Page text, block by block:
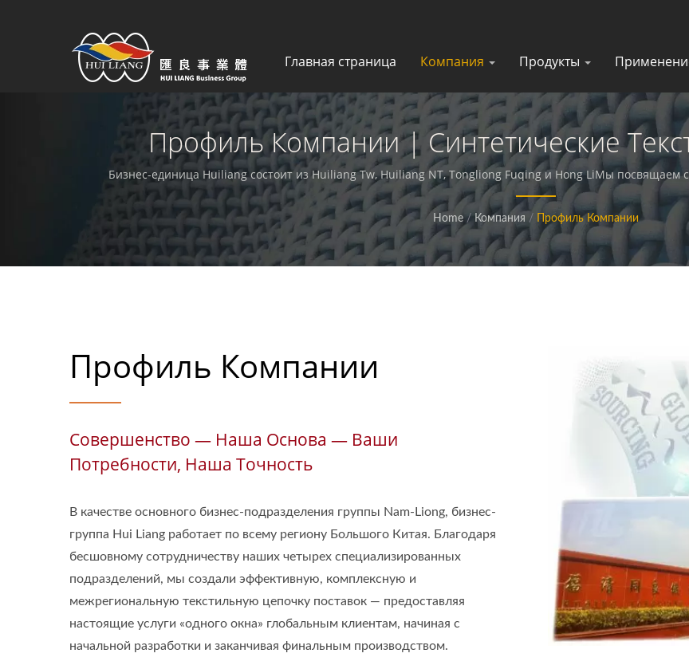
Главная страница Компания Продукты
Профиль Компании | Синтетические
Производитель Функциональных
Бизнес-единица Huiliang состоит из Huiliang Tw, Huiliang NT, Tongliong Fuqing и Hong LiМы посвящаем
тканей и композитных материалов.
Home / Компания / Профиль Компании
Профиль Компании
Совершенство — Наша Основа — Ваши
Потребности, Наша Точность
В качестве основного бизнес-подразделения группы Nam-Liong, бизнес-
группа Hui Liang работает по всему региону Большого Китая. Благодаря
бесшовному сотрудничеству наших четырех специализированных
подразделений, мы создали эффективную, комплексную и
межрегиональную текстильную цепочку поставок — предоставляя
настоящие услуги «одного окна» глобальным клиентам, начиная с
начальной разработки и заканчивая финальным производством.